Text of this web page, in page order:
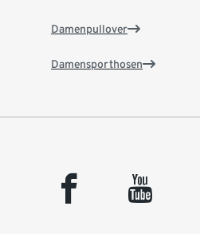
Damenpullover
Damensporthosen
facebook youtube